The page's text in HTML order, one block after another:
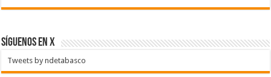
SÍGUENOS EN X
Tweets by ndetabasco